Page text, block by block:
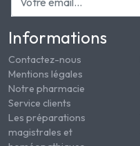
Informations
Contactez-nous
Mentions légales
Notre pharmacie
Service clients
Les préparations
magistrales et